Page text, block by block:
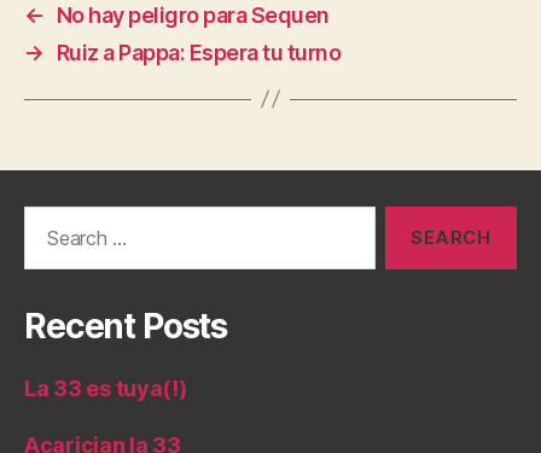
←
No hay peligro para Sequen
→
Ruiz a Pappa: Espera tu turno
Recent Posts
La 33 es tuya(!)
Acarician la 33